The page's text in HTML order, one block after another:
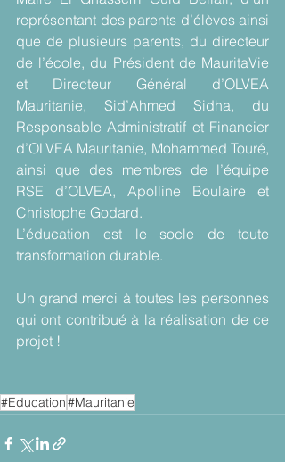
représentant des parents d’élèves ainsi
que de plusieurs parents, du directeur
de l’école, du Président de MauritaVie
et Directeur Général d’OLVEA
Mauritanie, Sid’Ahmed Sidha, du
Responsable Administratif et Financier
d’OLVEA Mauritanie, Mohammed Touré,
ainsi que des membres de l’équipe
RSE d’OLVEA, Apolline Boulaire et
Christophe Godard.
L’éducation est le socle de toute
transformation durable.
Un grand merci à toutes les personnes
qui ont contribué à la réalisation de ce
projet !
#Education#Mauritanie